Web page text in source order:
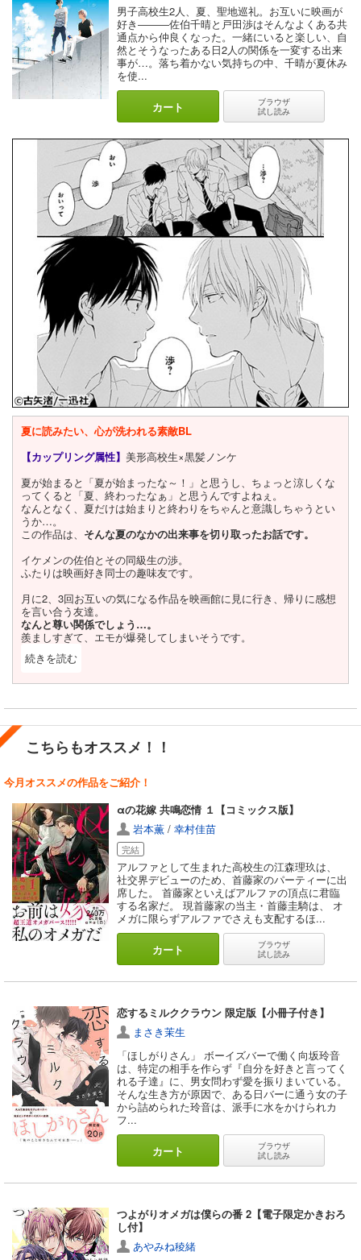
優しいウソならいらないってM●SIAも言ってたじゃん！！
このふたりにも本当に焦らされました。
でも作中の雰囲気や、離島の緩やかな時間の流れのおかげかあまり
嫌な感じがしません。
この作品、なんてことはないふとしたシーンすらキレイなので、ほ
んとにずっと読んでいられるんです。
同じアングルから同じ人物を描写したコマが並ぶシーンでも、髪や
ここに風を感じるんですね！！
空気感を閉じ込めたような丁寧な作画。
元アニメーターの紀伊カンナ先生の魅力です。ばっちり虜になって
しまいました。
続編の『春風のエトランゼ』、画集の『queue -Kanna Kii artbook-』
も併せてお楽しみいただきたい一冊です。
男子高校生2人、夏、聖地巡礼。お互いに映画が
好き―――佐伯千晴と戸田渉はそんなよくある共
通点から仲良くなった。一緒にいると楽しい、自
然とそうなったある日2人の関係を一変する出来
事が…。落ち着かない気持ちの中、千晴が夏休み
を使...
カート
ブラウザ
試し読み
夏に読みたい、心が洗われる素敵BL
【カップリング属性】 美形高校生×黒髪ノンケ
夏が始まると「夏が始まったな～！」と思うし、ちょっと涼しくな
ってくると「夏、終わったなぁ」と思うんですよねぇ。
なんとなく、夏だけは始まりと終わりをちゃんと意識しちゃうとい
うか…。
この作品は、 そんな夏のなかの出来事を切り取ったお話です。
イケメンの佐伯とその同級生の渉。
ふたりは映画好き同士の趣味友です。
月に2、3回お互いの気になる作品を映画館に見に行き、帰りに感想
を言い合う友達。
なんと尊い関係でしょう…。
羨ましすぎて、エモが爆発してしまいそうです。
続きを読む
この時点でもう僕は何があってもこのふたりを応援しようと決めま
幸せになってくれ…。ビーハッピー…。
とがあります。
しかし、ふとしたきっかけでどうしたって友達のままでいられなく
気恥ずかしくも、かけがえのないふたりだけの時間…。
BLを読んでいると「もう早くくっつけ！」と思うことも多いのです
が、本作の場合は「この時間よ終わるな～～～」
しまいました。
番外編の「君と夏のあと」を収録した『君は夏のなか 番外編』も併
せて読んでほしいです。
是非お勧めです！
夏を大切にしたくなる一冊です。
こちらもオススメ！！
今月オススメの作品をご紹介！
αの花嫁 共鳴恋情 １【コミックス版】
岩本薫 / 幸村佳苗
完結
アルファとして生まれた高校生の江森理玖は、
社交界デビューのため、首藤家のパーティーに出
席した。 首藤家といえばアルファの頂点に君臨
する名家だ。 現首藤家の当主・首藤圭騎は、 オ
メガに限らずアルファでさえも支配するほ...
カート
ブラウザ
試し読み
恋するミルククラウン 限定版【小冊子付き】
まさき茉生
「ほしがりさん」 ボーイズバーで働く向坂玲音
は、特定の相手を作らず『自分を好きと言ってく
れる子達』に、男女問わず愛を振りまいている。
そんな生き方が原因で、ある日バーに通う女の子
から詰められた玲音は、派手に水をかけられカ
フ...
カート
ブラウザ
試し読み
つよがりオメガは僕らの番 2【電子限定かきおろ
し付】
あやみね稜緒